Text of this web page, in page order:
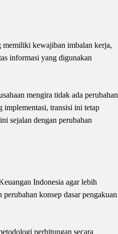
memiliki kewajiban imbalan kerja,
informasi yang digunakan
mengira tidak ada perubahan
implementasi, transisi ini tetap
sejalan dengan perubahan
Indonesia agar lebih
konsep dasar pengakuan
perhitungan secara